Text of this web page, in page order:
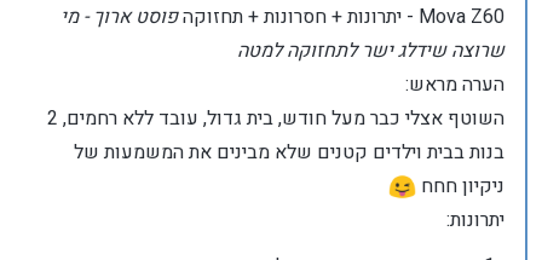
Mova Z60 - יתרונות + חסרונות + תחזוקה
פוסט ארוך - מי
שרוצה שידלג ישר לתחזוקה למטה
הערה מראש:
השוטף אצלי כבר מעל חודש, בית גדול, עובד ללא רחמים, 2
בנות בבית וילדים קטנים שלא מבינים את המשמעות של
ניקיון חחח
יתרונות: